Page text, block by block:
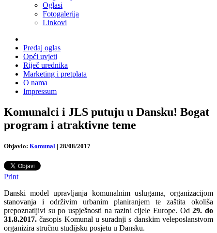
Oglasi
Fotogalerija
Linkovi
Predaj oglas
Opći uvjeti
Riječ urednika
Marketing i pretplata
O nama
Impressum
Komunalci i JLS putuju u Dansku! Bogat
program i atraktivne teme
Objavio: Komunal | 28/08/2017
Print
Danski model upravljanja komunalnim uslugama, organizacijom
stanovanja i održivim urbanim planiranjem te zaštita okoliša
prepoznatljivi su po uspješnosti na razini cijele Europe. Od29. do
31.8.2017.časopis Komunal u suradnji s danskim veleposlanstvom
organizira stručnu studijsku posjetu u Dansku.